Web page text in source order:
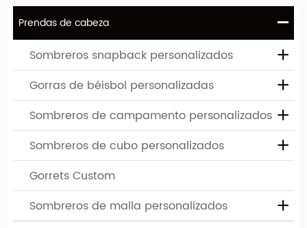
Ventaja y servicio de la empresa
1. Mínimos de la industria-bajo:La cantidad mínima
del pedido es 50-100, algunas categorías son 500
2. Servicios de personalización a medida:
Desde la
concepción de diseño hasta la producción de
Prendas de cabeza
Sombreros snapback personalizados
Gorras de béisbol personalizadas
Sombreros de campamento personalizados
Sombreros de cubo personalizados
Gorrets Custom
Sombreros de malla personalizados